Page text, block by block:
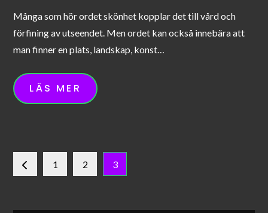
Många som hör ordet skönhet kopplar det till vård och
förfining av utseendet. Men ordet kan också innebära att
man finner en plats, landskap, konst…
LÄS MER
Sidnumrering
1 2 3